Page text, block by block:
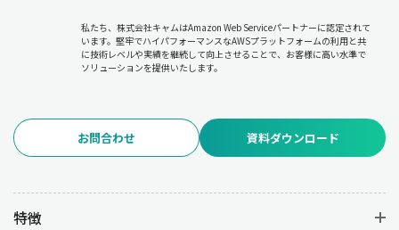
私たち、株式会社キャムはAmazon Web Serviceパートナーに認定されて
います。堅牢でハイパフォーマンスなAWSプラットフォームの利用と共
に技術レベルや実績を継続して向上させることで、お客様に高い水準で
ソリューションを提供いたします。
お問合わせ 資料ダウンロード
特徴